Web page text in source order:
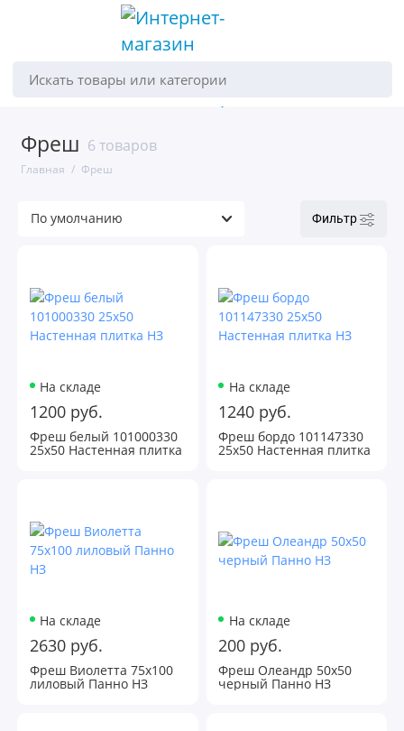
Искать товары или категории
Фреш 6 товаров
Главная Фреш
Фильтр
На складе
1200 руб.
Фреш белый 101000330
25х50 Настенная плитка
На складе
1240 руб.
Фреш бордо 101147330
25х50 Настенная плитка
На складе
2630 руб.
Фреш Виолетта 75х100
лиловый Панно НЗ
На складе
200 руб.
Фреш Олеандр 50х50
черный Панно НЗ